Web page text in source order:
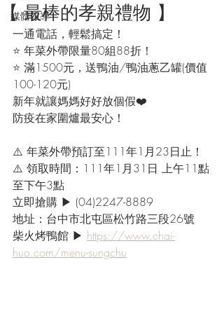
媒體報導
【 最棒的孝親禮物 】
一通電話，輕鬆搞定！
⭐️ 年菜外帶限量80組88折！
⭐️ 滿1500元，送鴨油/鴨油蔥乙罐(價值
100-120元)
新年就讓媽媽好好放個假❤️
防疫在家圍爐最安心！
⚠️ 年菜外帶預訂至111年1月23日止！
⚠️ 領取時間：111年1月31日 上午11點
至下午3點
立即搶購 ▶ (04)2247-8889
地址：台中市北屯區松竹路三段26號
柴火烤鴨館 ▶ https://www.chai-
huo.com/menu-sungchu